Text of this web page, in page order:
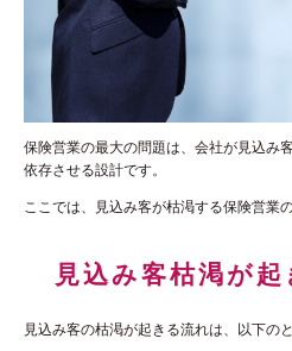
保険営業の最大の問題は、会社が見込み
依存させる設計です。
ここでは、見込み客が枯渇する保険営業
見込み客枯渇が
見込み客の枯渇が起きる流れは、以下の